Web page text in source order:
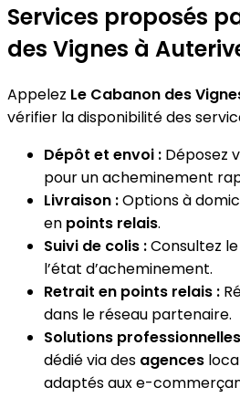
Services proposés
des Vignes à
Appelez Le Cabanon des
vérifier la disponibilité des
Dépôt et envoi : Déposez
pour un acheminement
Livraison :Options à
en points relais.
Suivi de colis :Consultez
l’état d’acheminement.
Retrait en points relais :
dans le réseau partenaire.
Solutions
dédié via des agences
adaptés aux e-